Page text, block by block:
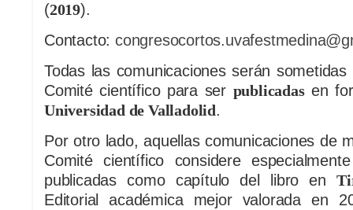
(2019).
Contacto:
Todas las comunicaciones serán
Comité científico para ser publicadasen
Universidad de Valladolid.
Por otro lado, aquellas comunicaciones de
Comité científico considere
publicadas como capítulo del libro en
Editorial académica mejor valorada en